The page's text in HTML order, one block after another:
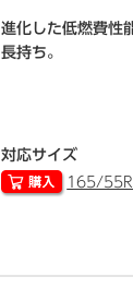
進化した低燃費性
長持ち。
対応サイズ
165/